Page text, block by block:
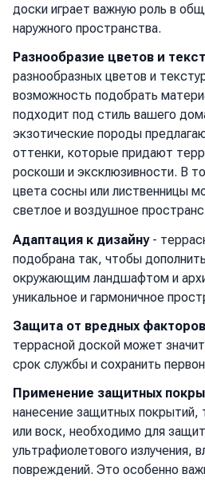
доски играет важную роль в
наружного пространства.
Разнообразие цветов и
разнообразных цветов и
возможность подобрать
подходит под стиль вашего
экзотические породы
оттенки, которые придают
роскоши и эксклюзивности. В
цвета сосны или лиственницы
светлое и воздушное
Адаптация к дизайну-
подобрана так, чтобы
окружающим ландшафтом и
уникальное и гармоничное
Защита от вредных факторов
террасной доской может
срок службы и сохранить
Применение защитных
нанесение защитных покрытий,
или воск, необходимо для
ультрафиолетового излучения,
повреждений. Это особенно